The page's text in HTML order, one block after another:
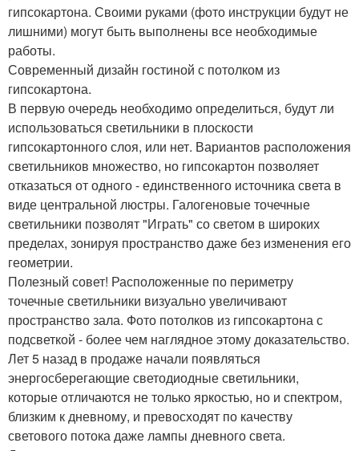
гипсокартона. Своими руками (фото инструкции будут не
лишними) могут быть выполнены все необходимые
работы.
Современный дизайн гостиной с потолком из
гипсокартона.
В первую очередь необходимо определиться, будут ли
использоваться светильники в плоскости
гипсокартонного слоя, или нет. Вариантов расположения
светильников множество, но гипсокартон позволяет
отказаться от одного - единственного источника света в
виде центральной люстры. Галогеновые точечные
светильники позволят "Играть" со светом в широких
пределах, зонируя пространство даже без изменения его
геометрии.
Полезный совет! Расположенные по периметру
точечные светильники визуально увеличивают
пространство зала. Фото потолков из гипсокартона с
подсветкой - более чем наглядное этому доказательство.
Лет 5 назад в продаже начали появляться
энергосберегающие светодиодные светильники,
которые отличаются не только яркостью, но и спектром,
близким к дневному, и превосходят по качеству
светового потока даже лампы дневного света.